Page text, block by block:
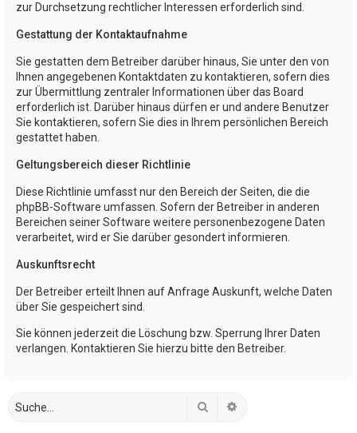
zur Durchsetzung rechtlicher Interessen erforderlich sind.
Gestattung der Kontaktaufnahme
Sie gestatten dem Betreiber darüber hinaus, Sie unter den von
Ihnen angegebenen Kontaktdaten zu kontaktieren, sofern dies
zur Übermittlung zentraler Informationen über das Board
erforderlich ist. Darüber hinaus dürfen er und andere Benutzer
Sie kontaktieren, sofern Sie dies in Ihrem persönlichen Bereich
gestattet haben.
Geltungsbereich dieser Richtlinie
Diese Richtlinie umfasst nur den Bereich der Seiten, die die
phpBB-Software umfassen. Sofern der Betreiber in anderen
Bereichen seiner Software weitere personenbezogene Daten
verarbeitet, wird er Sie darüber gesondert informieren.
Auskunftsrecht
Der Betreiber erteilt Ihnen auf Anfrage Auskunft, welche Daten
über Sie gespeichert sind.
Sie können jederzeit die Löschung bzw. Sperrung Ihrer Daten
verlangen. Kontaktieren Sie hierzu bitte den Betreiber.
Suche